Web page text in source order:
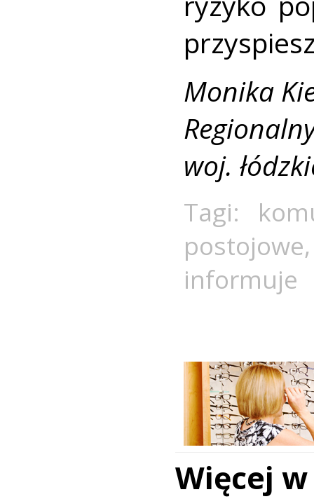
Monika
woj.
Tagi:
postojowe
informuje
Więcej